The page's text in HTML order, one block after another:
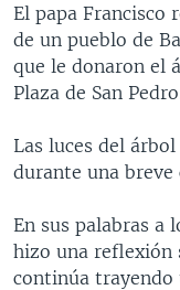
FORO [RADIO]
DEPORTIVO
NOTA ECONÓMICA
ENTRETENIMIENTO
Idiomas
El papa Francisco
de un pueblo de
que le donaron el
Plaza de San
Las luces del
durante una breve
En sus palabras a
hizo una reflexión
continúa trayendo